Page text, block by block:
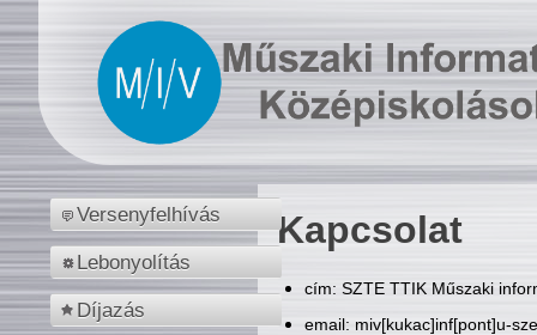
Versenyfelhívás
Lebonyolítás
Díjazás
Kapcsolat
cím: SZTE TTIK Műszaki
email: miv[kukac]inf[pont]u-